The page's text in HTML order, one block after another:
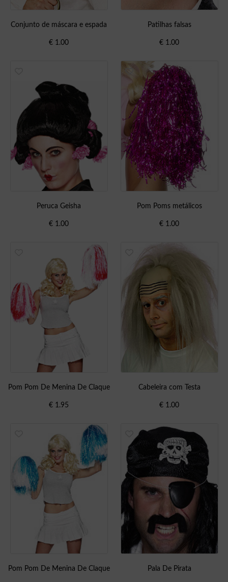
Conjunto de máscara e espada
€ 1.00
Patilhas falsas
€ 1.00
Peruca Geisha
€ 1.00
Pom Poms metálicos
€ 1.00
Pom Pom De Menina De Claque
€ 1.95
Cabeleira com Testa
€ 1.00
Pom Pom De Menina De Claque Pala De Pirata